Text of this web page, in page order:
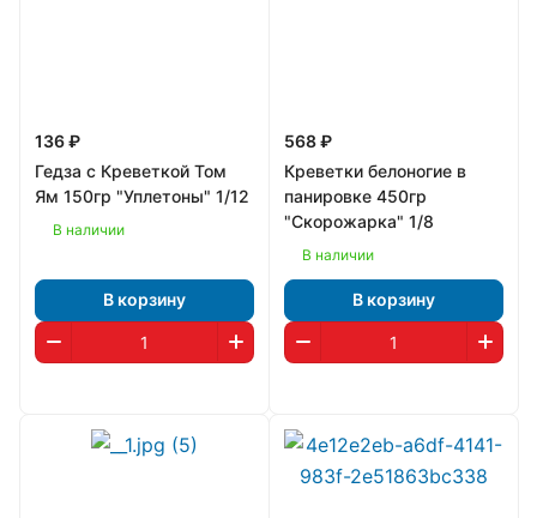
136 ₽
Гедза с Креветкой Том
Ям 150гр "Уплетоны" 1/12
В наличии
В корзину
568 ₽
Креветки белоногие в
панировке 450гр
"Скорожарка" 1/8
В наличии
В корзину